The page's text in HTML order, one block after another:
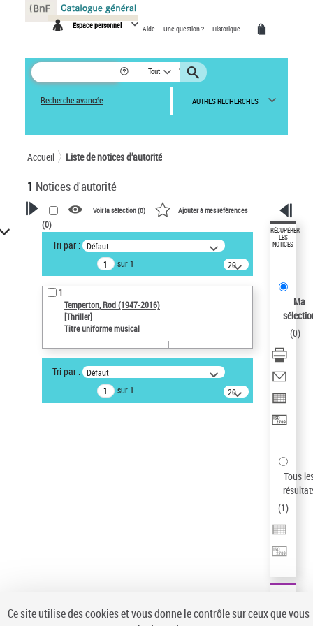
Espace personnel Aide Une question ? Historique
Tout
Recherche avancée AUTRES RECHERCHES
Accueil Liste de notices d’autorité
1 Notices d'autorité
VOTRE RECHERCHE
Recherche avancée dans les
notices d’autorité
Œuvres liées à l'auteur :
Temperton, Rod (1947-2016)
Type de notice d'autorité
Voir la sélection (0) Ajouter à mes références
(0)
Tri par : Défaut
sur 1
20
résultats/page
1
Temperton, Rod (1947-2016)
[Thriller]
Titre uniforme musical
Tri par : Défaut
sur 1
20
résultats/page
RÉCUPÉRER
LES
NOTICES
Ma
(0)
Tous
(1)
Panneau de gestion des cookies
Ce site utilise des cookies et vous donne le contrôle sur ceux que vous